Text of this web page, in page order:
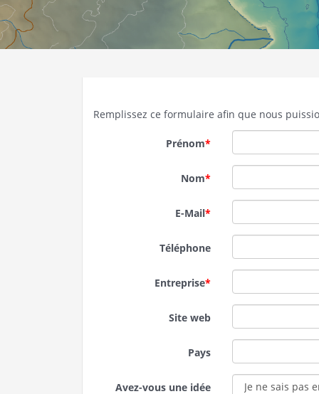
Remplissez ce formulaire afin que nous
Prénom*
Nom*
E-Mail*
Téléphone
Entreprise*
Site web
Pays
Avez-vous une idée